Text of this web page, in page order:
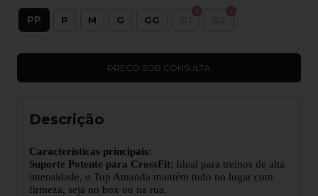
PP P M G GG
Descrição
Características principais:
Suporte Potente para CrossFit: Ideal para treinos de alta
intensidade, o Top Amanda mantém tudo no lugar com
firmeza, seja no box ou na rua.